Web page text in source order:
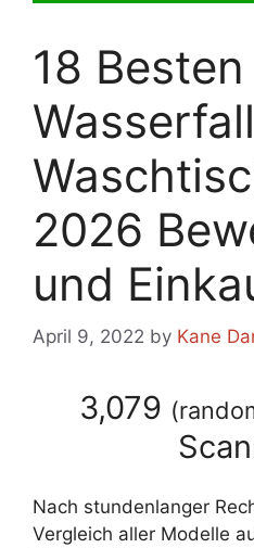
18 Besten
Wasserfall
2026
und
April 9, 2022 by Kane
3,079 (
Nach stundenlanger
Vergleich aller Modelle